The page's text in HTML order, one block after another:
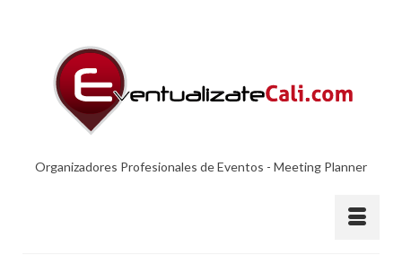
Organizadores Profesionales de Eventos - Meeting Planner